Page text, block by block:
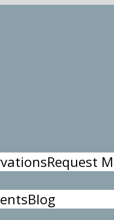
Request
Blog